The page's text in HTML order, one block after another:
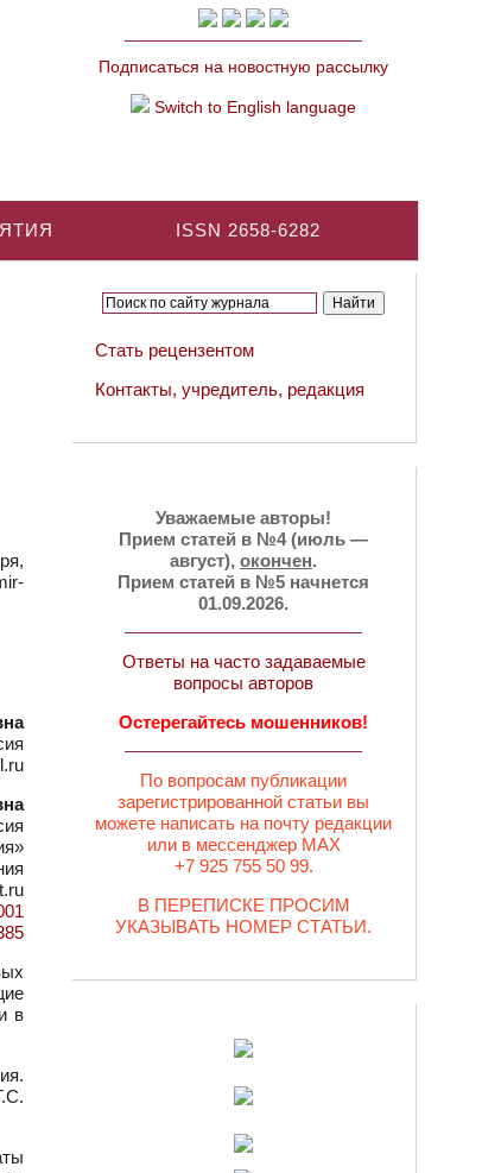
Подписаться на новостную рассылку
Switch to English language
ISSN 2658-6282
в
Стать рецензентом
Контакты, учредитель, редакция
Уважаемые авторы!
Прием статей в №4 (июль —
август), окончен.
Прием статей в №5 начнется
01.09.2026.
Ответы на часто задаваемые
вопросы авторов
Остерегайтесь мошенников!
По вопросам публикации
зарегистрированной статьи вы
можете написать на почту редакции
или в мессенджер MAX
+7 925 755 50 99.
В ПЕРЕПИСКЕ ПРОСИМ
УКАЗЫВАТЬ НОМЕР СТАТЬИ.